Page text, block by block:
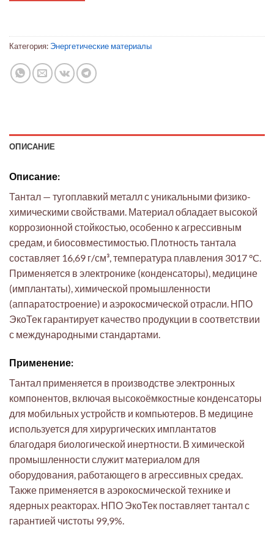
Категория: Энергетические материалы
ОПИСАНИЕ
Описание:
Тантал — тугоплавкий металл с уникальными физико-
химическими свойствами. Материал обладает высокой
коррозионной стойкостью, особенно к агрессивным
средам, и биосовместимостью. Плотность тантала
составляет 16,69 г/см³, температура плавления 3017 °C.
Применяется в электронике (конденсаторы), медицине
(имплантаты), химической промышленности
(аппаратостроение) и аэрокосмической отрасли. НПО
ЭкоТек гарантирует качество продукции в соответствии
с международными стандартами.
Применение:
Тантал применяется в производстве электронных
компонентов, включая высокоёмкостные конденсаторы
для мобильных устройств и компьютеров. В медицине
используется для хирургических имплантатов
благодаря биологической инертности. В химической
промышленности служит материалом для
оборудования, работающего в агрессивных средах.
Также применяется в аэрокосмической технике и
ядерных реакторах. НПО ЭкоТек поставляет тантал с
гарантией чистоты 99,9%.